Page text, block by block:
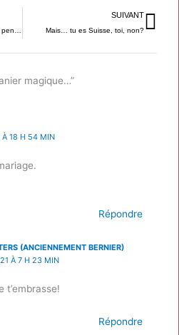
SUIVANT
Mais… tu es Suisse, toi, non?
magique…”
À 18 H 54 MIN
Répondre
(ANCIENNEMENT BERNIER)
À 7 H 23 MIN
t’embrasse!
Répondre